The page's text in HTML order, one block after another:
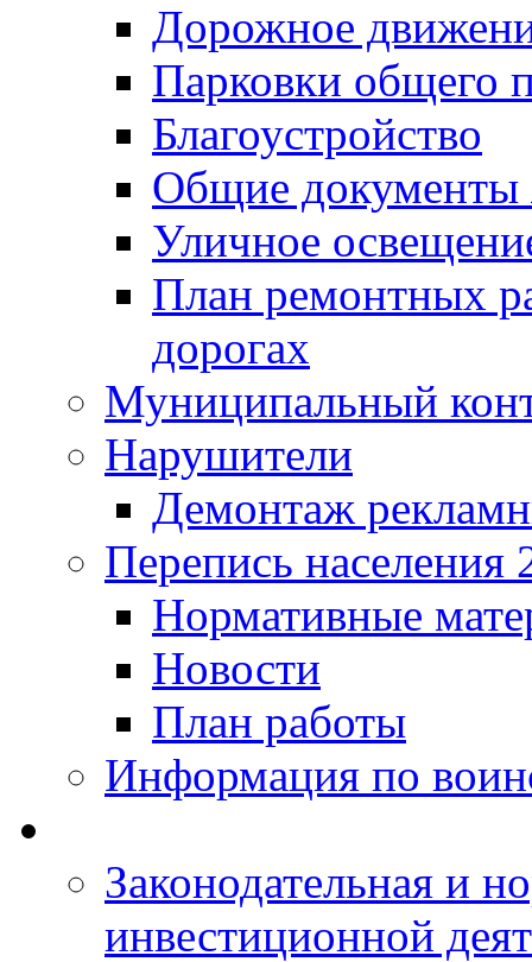
Дорожное
Парковки общего
Благоустройство
Общие
Уличное
План ремонтных
дорогах
Муниципальный
Нарушители
Демонтаж
Перепись населения
Нормативные
Новости
План работы
Информация по
Законодательная и
инвестиционной